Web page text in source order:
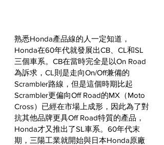
熟悉Honda產品線的人一定知道，
Honda在60年代就發展出CB、CL和SL
三個車系。CB在當時完全是以On Road
為訴求，CL則是走向On/Off兼備的
Scrambler路線，但是這個時期比起
Scrambler更偏向Off Road的MX（Moto
Cross）已經在市場上成形，因此為了對
抗其他品牌更具Off Road特質的產品，
Honda才又推出了SL車系。60年代末
期，三陽工業就開始與日本Honda原廠